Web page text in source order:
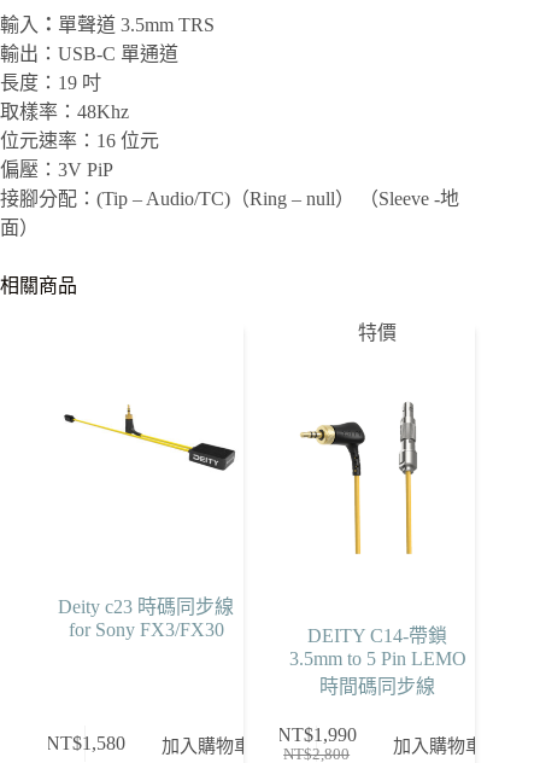
輸入 ： 單聲道 3.5mm TRS
輸出：USB-C 單通道
長度：19 吋
取樣率：48Khz
位元速率：16 位元
偏壓：3V PiP
接腳分配：(Tip – Audio/TC)（Ring – null） （Sleeve -地
面）
相關商品
Deity c23 時碼同步線
for Sony FX3/FX30
NT$1,580 加入購物車
特價
DEITY C14-帶鎖
3.5mm to 5 Pin LEMO
時間碼同步線
NT$2,800
原
NT$1,990
目
加入購物車